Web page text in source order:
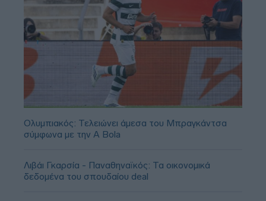
Ολυμπιακός: Τελειώνει άμεσα του Μπραγκάντσα
σύμφωνα με την A Bola
Λιβάι Γκαρσία - Παναθηναϊκός: Τα οικονομικά
δεδομένα του σπουδαίου deal